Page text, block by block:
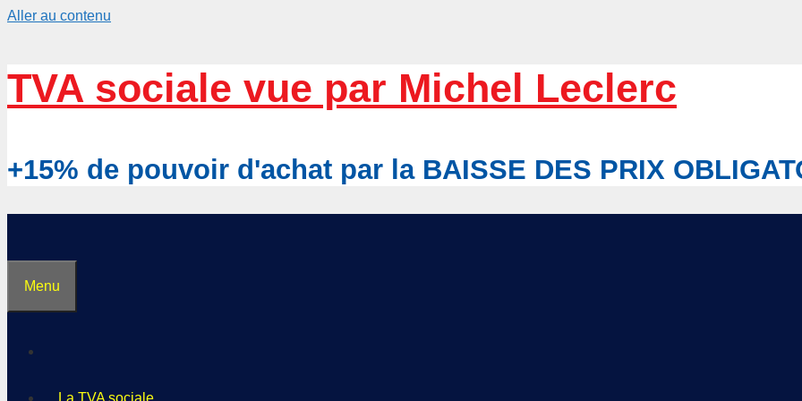
Aller au contenu
TVA sociale vue par Michel Leclerc
+15% de pouvoir d'achat par la BAISSE DES PRIX
Menu
La TVA sociale